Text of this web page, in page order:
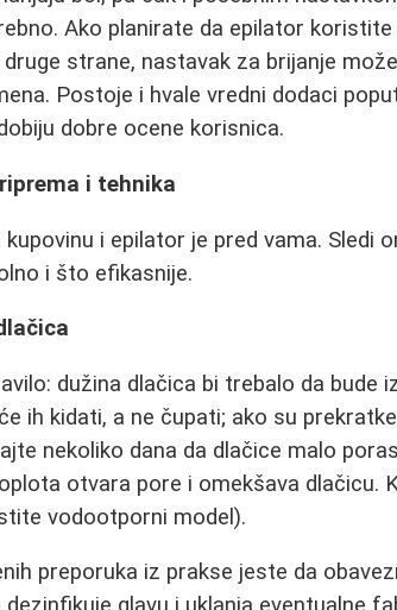
Ako planirate da epilator
strane, nastavak za brijanje
Postoje i hvale vredni dodaci
dobre ocene korisnica.
i tehnika
i epilator je pred vama. Sledi
i što efikasnije.
dužina dlačica bi trebalo da bude
ih kidati, a ne čupati; ako su
nekoliko dana da dlačice malo
otvara pore i omekšava dlačicu.
vodootporni model).
preporuka iz prakse jeste da